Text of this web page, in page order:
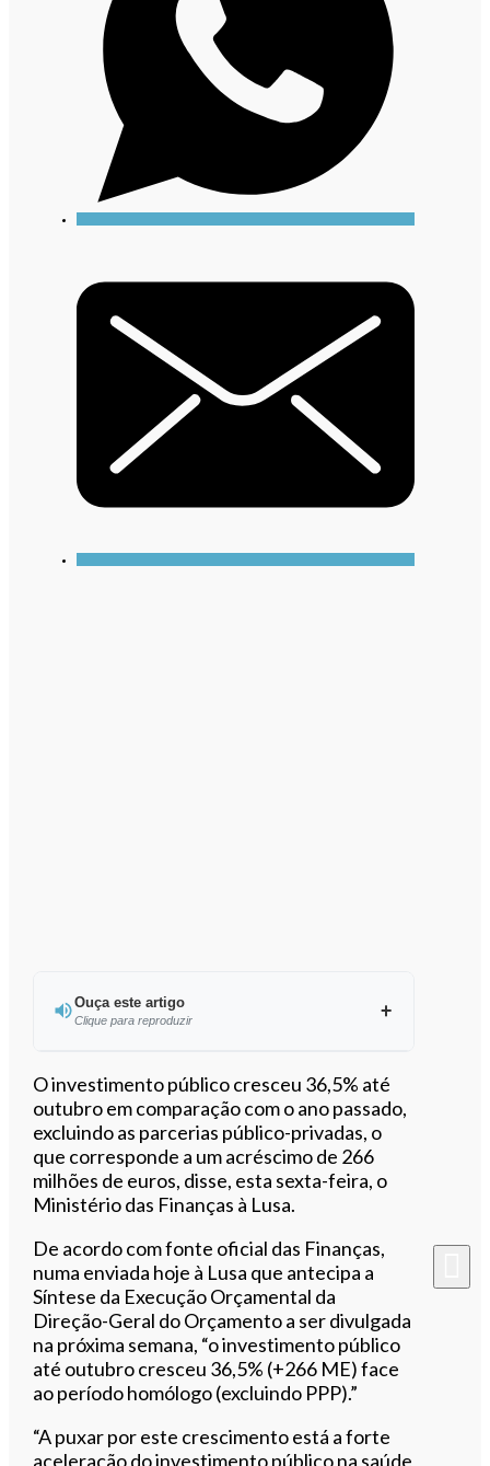
Ouça este artigo
Clique para reproduzir
Ouvir este artigo
O investimento público cresceu 36,5% até
outubro em comparação com o ano passado,
excluindo as parcerias público-privadas, o
que corresponde a um acréscimo de 266
milhões de euros, disse, esta sexta-feira, o
Ministério das Finanças à Lusa.
De acordo com fonte oficial das Finanças,
numa enviada hoje à Lusa que antecipa a
Síntese da Execução Orçamental da
Direção-Geral do Orçamento a ser divulgada
na próxima semana, “o investimento público
até outubro cresceu 36,5% (+266 ME) face
ao período homólogo (excluindo PPP).”
“A puxar por este crescimento está a forte
aceleração do investimento público na saúde